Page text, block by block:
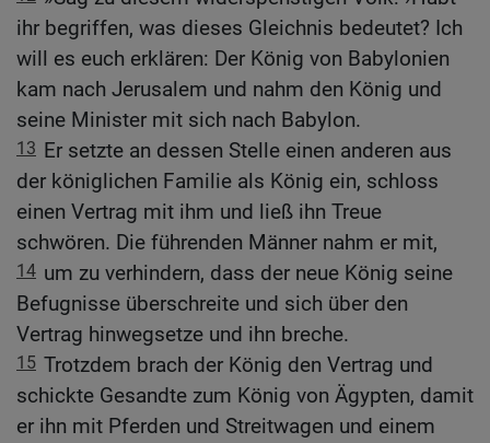
ihr begriffen, was dieses Gleichnis bedeutet? Ich
will es euch erklären: Der König von Babylonien
kam nach Jerusalem und nahm den König und
seine Minister mit sich nach Babylon.
13 Er setzte an dessen Stelle einen anderen aus
der königlichen Familie als König ein, schloss
einen Vertrag mit ihm und ließ ihn Treue
schwören. Die führenden Männer nahm er mit,
14 um zu verhindern, dass der neue König seine
Befugnisse überschreite und sich über den
Vertrag hinwegsetze und ihn breche.
15 Trotzdem brach der König den Vertrag und
schickte Gesandte zum König von Ägypten, damit
er ihn mit Pferden und Streitwagen und einem